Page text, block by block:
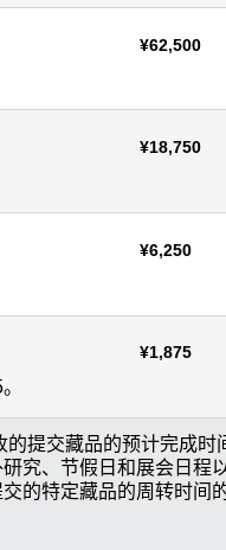
¥62,500
¥18,750
¥6,250
¥1,875
提交藏品的预计完成时
究、节假日和展会日程
的特定藏品的周转时间的